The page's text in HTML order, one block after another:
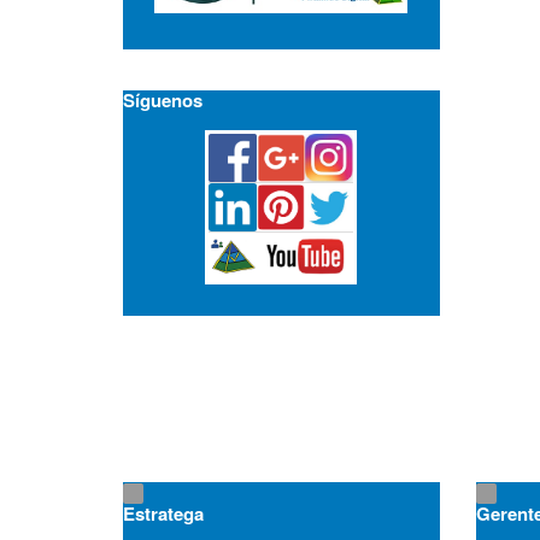
Síguenos
Estratega